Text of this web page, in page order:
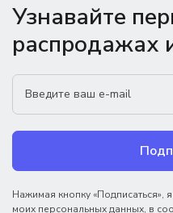
Узнавайте
распродажах
Нажимая кнопку «Подписаться»,
моих персональных данных, в